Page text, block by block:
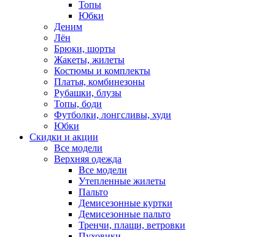
Топы
Юбки
Деним
Лён
Брюки, шорты
Жакеты, жилеты
Костюмы и комплекты
Платья, комбинезоны
Рубашки, блузы
Топы, боди
Футболки, лонгсливы, худи
Юбки
Скидки и акции
Все модели
Верхняя одежда
Все модели
Утепленные жилеты
Пальто
Демисезонные куртки
Демисезонные пальто
Тренчи, плащи, ветровки